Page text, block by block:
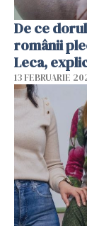
De ce
românii
Leca,
13 FEBRUARIE